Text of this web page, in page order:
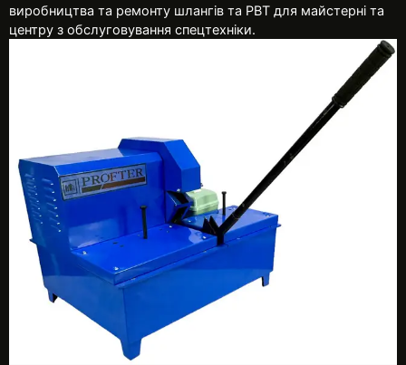
виробництва та ремонту шлангів та РВТ для майстерні та
центру з обслуговування спецтехніки.